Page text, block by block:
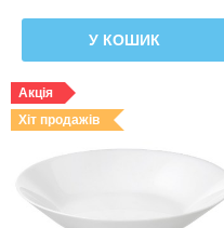
У КОШИК
Акція
Хіт продажів